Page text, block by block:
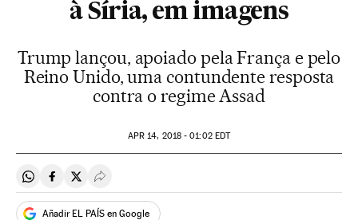
à Síria, em imagens
Trump lançou, apoiado pela França e pelo
Reino Unido, uma contundente resposta
contra o regime Assad
APR 14, 2018 - 01:02EDT
Compartir en Whatsapp
Compartir en Facebook
Compartir en Twitter
Desplegar Redes Sociales
Añadir EL PAÍS en Google